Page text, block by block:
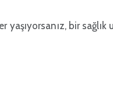
bir sağlık